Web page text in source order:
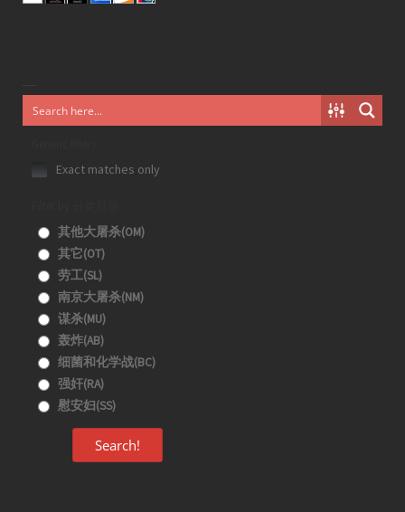
Exact matches only
其他大屠杀(OM)
其它(OT)
劳工(SL)
南京大屠杀(NM)
谋杀(MU)
轰炸(AB)
细菌和化学战(BC)
强奸(RA)
慰安妇(SS)
Search!